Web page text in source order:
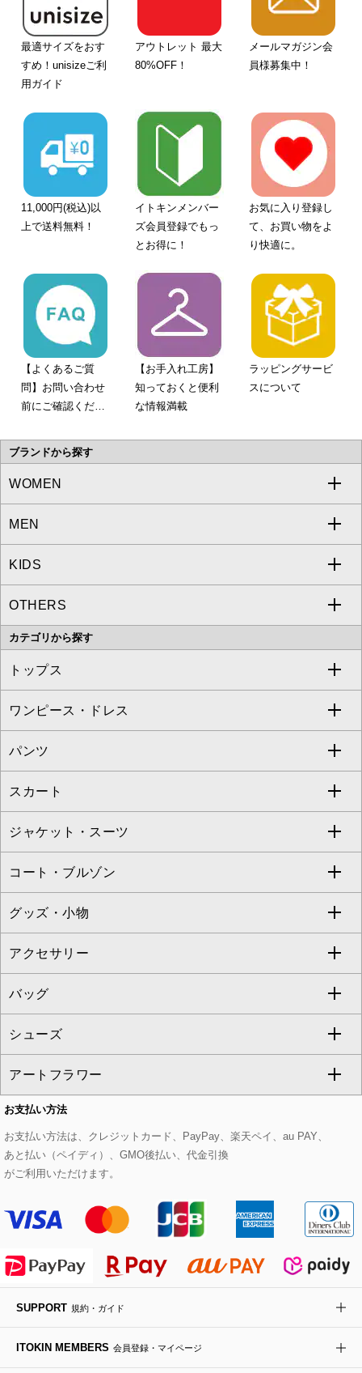
最適サイズをおす
すめ！unisizeご利
用ガイド
アウトレット 最大
80%OFF！
メールマガジン会
員様募集中！
11,000円(税込)以
上で送料無料！
イトキンメンバー
ズ会員登録でもっ
とお得に！
お気に入り登録し
て、お買い物をよ
り快適に。
【よくあるご質
問】お問い合わせ
前にご確認くださ
【お手入れ工房】
知っておくと便利
な情報満載
ラッピングサービ
スについて
ブランドから探す
WOMEN
a.v.v
MICHEL KLEIN
MK MICHEL KLEIN
OFUON le MK
eur3
Maison de CINQ
MK MICHEL KLEIN BAG
HIROKO KOSHINO
MEN
a.v.v
MICHEL KLEIN HOMME
MK MICHEL KLEIN HOMME
KIDS
a.v.v
OTHERS
MK MICHEL KLEIN BAG
カテゴリから探す
トップス
すべてのトップス
カットソー・Tシャツ
ブラウス・シャツ
ニット・セーター
カーディガン
アンサンブルセット
ベスト・ジレ
パーカー
タンクトップ・キャミソール
スウェット・ジャージー
その他のトップス
ワンピース・ドレス
すべてのワンピース・ドレス
ワンピース
ドレス
チュニック
ジャンパースカート
その他のワンピース・ドレス
パンツ
すべてのパンツ
フルレングスパンツ
クロップド・半端丈パンツ
ガウチョ・ワイドパンツ
ハーフ・ショート丈パンツ
サロペット・オールインワン
その他のパンツ
スカート
すべてのスカート
ロング・マキシ丈スカート
ひざ丈スカート
ミモレ丈スカート
ショート・ミニ丈スカート
その他のスカート
ジャケット・スーツ
すべてのジャケット・スーツ
テーラードジャケット
ノーカラージャケット
セットアップ
セットアップジャケット
セットアップパンツ
セットアップスカート
セットアップワンピース
コート・ブルゾン
すべてのコート・ブルゾン
トレンチコート
ピーコート
ダッフルコート
チェスターコート
モッズコート
ステンカラーコート
ライダースジャケット
デニムジャケット
ダウンジャケット・コート
グッズ・小物
すべてのグッズ・小物
マスク
ストール・マフラー・スヌード
ベルト・サスペンダー
帽子
ヘアアクセサリー
ハンカチ・バンダナ
手袋
チャーム・ストラップ
アクセサリー
すべてのアクセサリー
ネックレス
ピアス・イヤリング
ブレスレット・バングル
ブローチ・コサージュ
バッグ
すべてのバッグ
トートバッグ
ショルダーバッグ
ボストンバッグ
バックパック・リュック
ボディバッグ・メッセンジャーバッグ
トラベルバッグ
シューズ
すべてのシューズ
パンプス
スニーカー
フラットシューズ
ローファー
ドレスシューズ
アートフラワー
すべてのアートフラワー
ローズ
カサブランカ・カラー
ラナンキュラス
ポプリアレンジ＆フレグランス
お支払い方法
お支払い方法は、クレジットカード、PayPay、楽天ペイ、au PAY、
あと払い（ペイディ）、GMO後払い、代金引換
がご利用いただけます。
SUPPORT 規約・ガイド
ITOKIN MEMBERS 会員登録・マイページ